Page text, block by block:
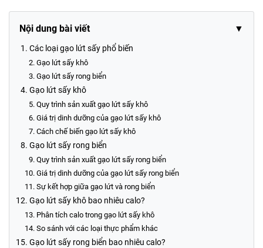
Nội dung bài viết ▼
Các loại gạo lứt sấy phổ biến
Gạo lứt sấy khô
Gạo lứt sấy rong biển
Gạo lứt sấy khô
Quy trình sản xuất gạo lứt sấy khô
Giá trị dinh dưỡng của gạo lứt sấy khô
Cách chế biến gạo lứt sấy khô
Gạo lứt sấy rong biển
Quy trình sản xuất gạo lứt sấy rong biển
Giá trị dinh dưỡng của gạo lứt sấy rong biển
Sự kết hợp giữa gạo lứt và rong biển
Gạo lứt sấy khô bao nhiêu calo?
Phân tích calo trong gạo lứt sấy khô
So sánh với các loại thực phẩm khác
Gạo lứt sấy rong biển bao nhiêu calo?